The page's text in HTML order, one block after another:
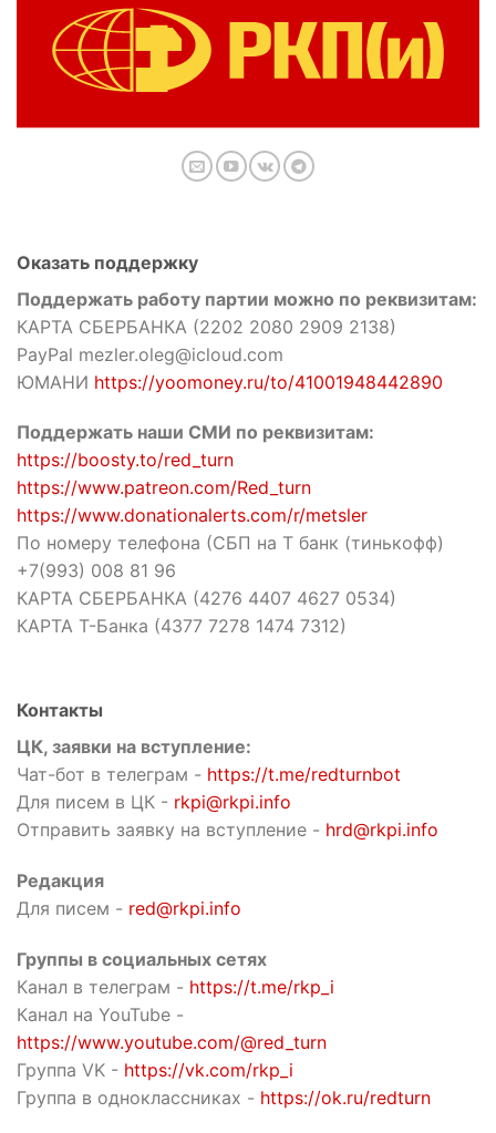
Оказать поддержку
Поддержать работу партии можно по реквизитам:
КАРТА СБЕРБАНКА (2202 2080 2909 2138)
PayPal mezler.oleg@icloud.com
ЮМАНИ https://yoomoney.ru/to/41001948442890
Поддержать наши СМИ по реквизитам:
https://boosty.to/red_turn
https://www.patreon.com/Red_turn
https://www.donationalerts.com/r/metsler
По номеру телефона (СБП на Т банк (тинькофф)
+7(993) 008 81 96
КАРТА СБЕРБАНКА (4276 4407 4627 0534)
КАРТА Т-Банка (4377 7278 1474 7312)
Контакты
ЦК, заявки на вступление:
Чат-бот в телеграм - https://t.me/redturnbot
Для писем в ЦК - rkpi@rkpi.info
Отправить заявку на вступление - hrd@rkpi.info
Редакция
Для писем - red@rkpi.info
Группы в социальных сетях
Канал в телеграм - https://t.me/rkp_i
Канал на YouTube -
https://www.youtube.com/@red_turn
Группа VK - https://vk.com/rkp_i
Группа в одноклассниках - https://ok.ru/redturn